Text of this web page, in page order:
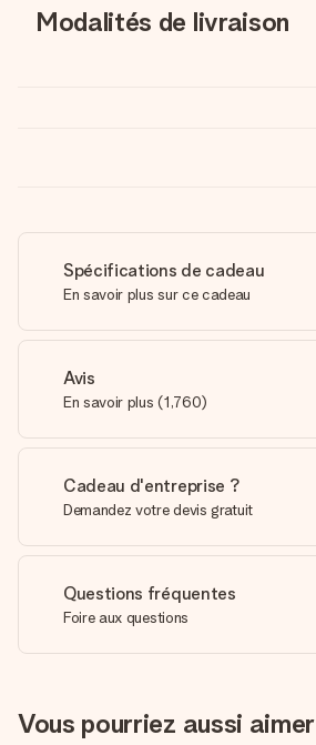
Modalités de livraison
Spécifications de cadeau
En savoir plus sur ce cadeau
Avis
En savoir plus (1,760)
Cadeau d'entreprise ?
Demandez votre devis gratuit
Questions fréquentes
Foire aux questions
Vous pourriez aussi aimer